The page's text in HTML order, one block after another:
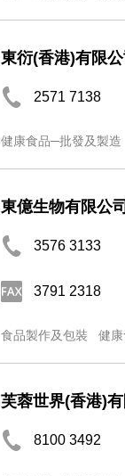
東衍(香港)有限公
2571 7138
健康食品─批發及製造
東億生物有限公司
3576 3133
3791 2318
食品製作及包裝 健
芙蓉世界(香港)有
8100 3492